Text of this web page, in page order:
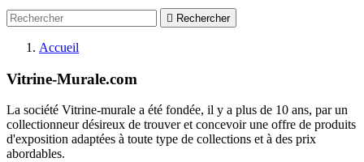
 Rechercher
Accueil
Vitrine-Murale.com
La société Vitrine-murale a été fondée, il y a plus de 10 ans, par un
collectionneur désireux de trouver et concevoir une offre de produits
d'exposition adaptées à toute type de collections et à des prix
abordables.